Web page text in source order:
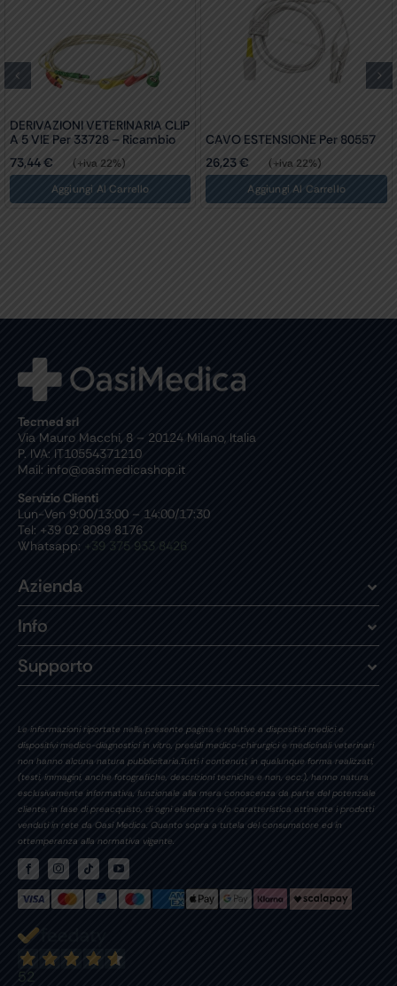
DERIVAZIONI VETERINARIA CLIP
A 5 VIE Per 33728 – Ricambio
73,44€
(+iva 22%)
Aggiungi Al Carrello
CAVO ESTENSIONE Per 80557
26,23€
(+iva 22%)
Aggiungi Al Carrello
Tecmed srl
Via Mauro Macchi, 8 – 20124 Milano, Italia
P. IVA: IT10554371210
Mail: info@oasimedicashop.it
Servizio Clienti
Lun-Ven 9:00/13:00 – 14:00/17:30
Tel: +39 02 8089 8176
Whatsapp: +39 375 933 8426
Azienda
Info
Supporto
Le informazioni riportate nella presente pagina e relative a dispositivi medici e
dispositivi medico-diagnostici in vitro, presidi medico-chirurgici e medicinali veterinari
non hanno alcuna natura pubblicitaria.Tutti i contenuti, in qualunque forma realizzati,
(testi, immagini, anche fotografiche, descrizioni tecniche e non, ecc.), hanno natura
esclusivamente informativa, funzionale alla mera conoscenza da parte del potenziale
cliente, in fase di preacquisto, di ogni elemento e/o caratteristica attinente i prodotti
venduti in rete da Oasi Medica. Quanto sopra a tutela del consumatore ed in
ottemperanza alla normativa vigente.
52